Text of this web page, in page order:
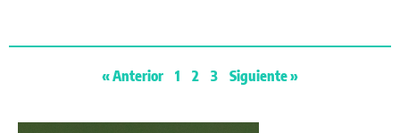
« Anterior 1 2 3 Siguiente »